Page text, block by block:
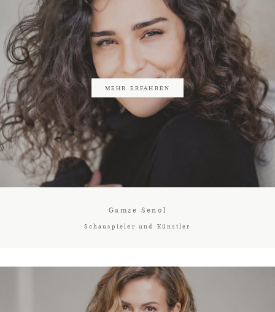
MEHR ERFAHREN
Gamze Senol
Schauspieler und Künstler